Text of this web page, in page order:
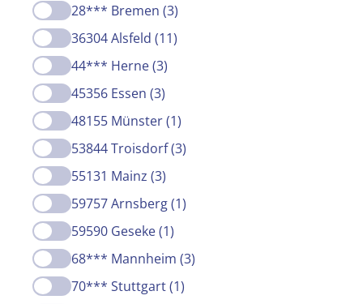
28*** Bremen (3)
36304 Alsfeld (11)
44*** Herne (3)
45356 Essen (3)
48155 Münster (1)
53844 Troisdorf (3)
55131 Mainz (3)
59757 Arnsberg (1)
59590 Geseke (1)
68*** Mannheim (3)
70*** Stuttgart (1)